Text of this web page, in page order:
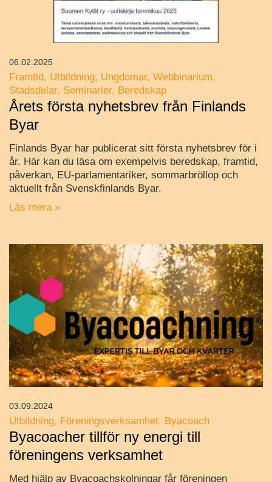
Framtid Utbildning Ungdomar Webbinarium
Stadsdelar Seminarier Beredskap
Årets första nyhetsbrev från Finlands
Byar
Finlands Byar har publicerat sitt första nyhetsbrev för i
år. Här kan du läsa om exempelvis beredskap, framtid,
påverkan, EU-parlamentariker, sommarbröllop och
aktuellt från Svenskfinlands Byar.
Läs mera »
06.02.2025
Utbildning Föreningsverksamhet Byacoach
Byacoacher tillför ny energi till
föreningens verksamhet
Med hjälp av Byacoachskolningar får föreningen
03.09.2024